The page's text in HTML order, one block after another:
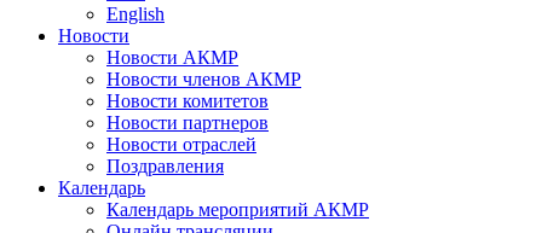
English
Новости
Новости АКМР
Новости членов АКМР
Новости комитетов
Новости партнеров
Новости отраслей
Поздравления
Календарь
Календарь мероприятий АКМР